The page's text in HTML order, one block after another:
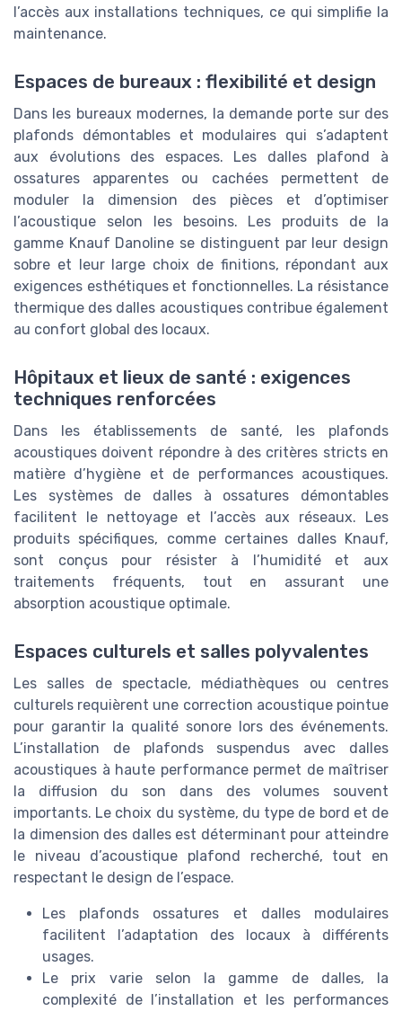
l’accès aux installations techniques, ce qui simplifie la
maintenance.
Espaces de bureaux : flexibilité et design
Dans les bureaux modernes, la demande porte sur des
plafonds démontables et modulaires qui s’adaptent
aux évolutions des espaces. Les dalles plafond à
ossatures apparentes ou cachées permettent de
moduler la dimension des pièces et d’optimiser
l’acoustique selon les besoins. Les produits de la
gamme Knauf Danoline se distinguent par leur design
sobre et leur large choix de finitions, répondant aux
exigences esthétiques et fonctionnelles. La résistance
thermique des dalles acoustiques contribue également
au confort global des locaux.
Hôpitaux et lieux de santé : exigences
techniques renforcées
Dans les établissements de santé, les plafonds
acoustiques doivent répondre à des critères stricts en
matière d’hygiène et de performances acoustiques.
Les systèmes de dalles à ossatures démontables
facilitent le nettoyage et l’accès aux réseaux. Les
produits spécifiques, comme certaines dalles Knauf,
sont conçus pour résister à l’humidité et aux
traitements fréquents, tout en assurant une
absorption acoustique optimale.
Espaces culturels et salles polyvalentes
Les salles de spectacle, médiathèques ou centres
culturels requièrent une correction acoustique pointue
pour garantir la qualité sonore lors des événements.
L’installation de plafonds suspendus avec dalles
acoustiques à haute performance permet de maîtriser
la diffusion du son dans des volumes souvent
importants. Le choix du système, du type de bord et de
la dimension des dalles est déterminant pour atteindre
le niveau d’acoustique plafond recherché, tout en
respectant le design de l’espace.
Les plafonds ossatures et dalles modulaires
facilitent l’adaptation des locaux à différents
usages.
Le prix varie selon la gamme de dalles, la
complexité de l’installation et les performances